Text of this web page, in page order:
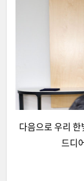
다음으로 우리 한
드디